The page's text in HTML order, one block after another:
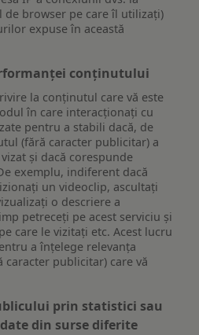
de browser pe care îl utilizați)
expuse în această
conținutului
la conținutul care vă este
în care interacționați cu
pentru a stabili dacă, de
(fără caracter publicitar) a
și dacă corespunde
exemplu, indiferent dacă
un videoclip, ascultați
o descriere a
petreceți pe acest serviciu și
care le vizitați etc. Acest lucru
a înțelege relevanța
publicitar) care vă
prin statistici sau
din surse diferite